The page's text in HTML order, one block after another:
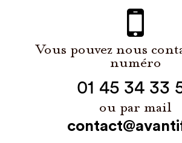
Vous pouvez nous
numéro
01 45 34 33
ou par mail